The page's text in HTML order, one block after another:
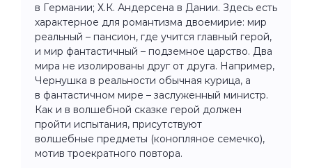
в Германии; Х.К. Андерсена в Дании. Здесь есть
характерное для романтизма двоемирие: мир
реальный – пансион, где учится главный герой,
и мир фантастичный – подземное царство. Два
мира не изолированы друг от друга. Например,
Чернушка в реальности обычная курица, а
в фантастичном мире – заслуженный министр.
Как и в волшебной сказке герой должен
пройти испытания, присутствуют
волшебные предметы (конопляное семечко),
мотив троекратного повтора.